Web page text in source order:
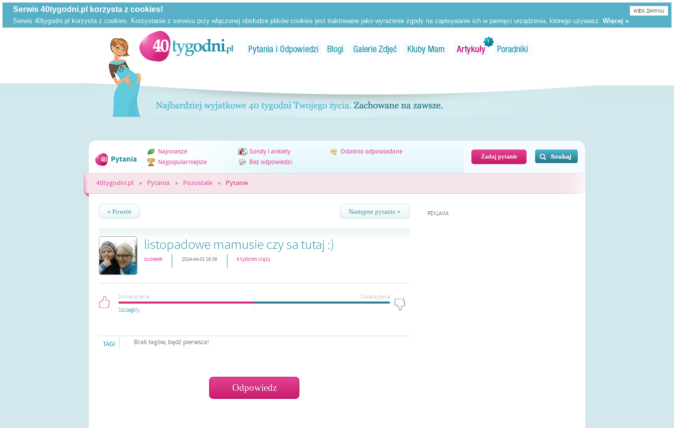
WIEM, ZAMKNIJ
Pytania
Najnowsze Sondy i ankiety
Ostatnio odpowiadane
Najpopularniejsze
Bez odpowiedzi
Zadaj pytanie
40tygodni.pl » Pytania » Pozostałe » Pytanie
« Powrót Następne pytanie »
listopadowe mamusie czy sa tutaj :)
izuleeek | 2014-04-01 16:56 | 6 tydzień ciąży
Dobre pytanie
Słabe pytanie
Szczegóły
TAGI Brak tagów, bądź pierwsza!
REKLAMA